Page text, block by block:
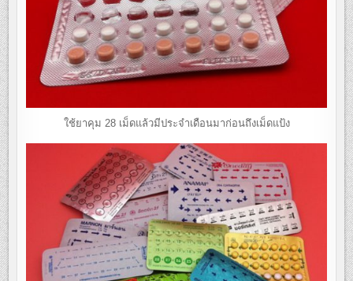
ใช้ยาคุม 28 เม็ดแล้วมีประจำเดือนมาก่อนถึงเม็ดแป้ง